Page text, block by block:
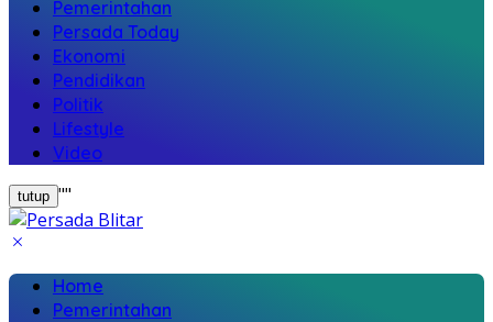
Pemerintahan
Persada Today
Ekonomi
Pendidikan
Politik
Lifestyle
Video
tutup ""
Home
Pemerintahan